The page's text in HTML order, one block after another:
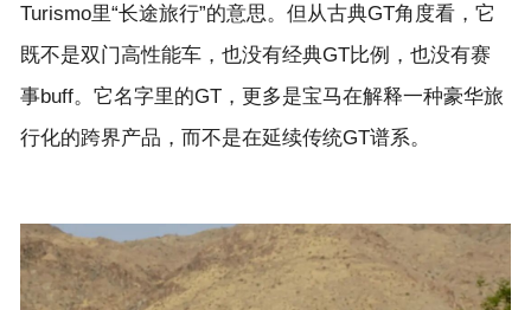
Turismo里“长途旅行”的意思。但从古典GT角度看，它
既不是双门高性能车，也没有经典GT比例，也没有赛
事buff。它名字里的GT，更多是宝马在解释一种豪华旅